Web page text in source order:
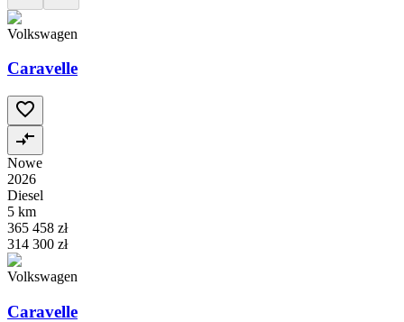
Volkswagen
Caravelle
Nowe
2026
Diesel
5 km
365 458 zł
314 300 zł
Volkswagen
Caravelle